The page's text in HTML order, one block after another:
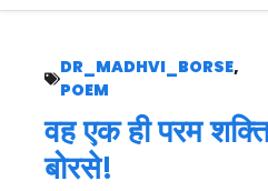
DR_MADHVI_BORSE,
POEM
वह एक ही परम
बोरसे!